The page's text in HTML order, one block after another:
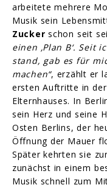
arbeitete mehrere
Musik sein
Zucker schon seit
einen ‚Plan B‘. Seit
stand, gab es für
machen“, erzählt er
ersten Auftritte in
Elternhauses. In
sein Herz und seine
Osten Berlins, der
Öffnung der Mauer
Später kehrten sie
zunächst in einem
Musik schnell zum